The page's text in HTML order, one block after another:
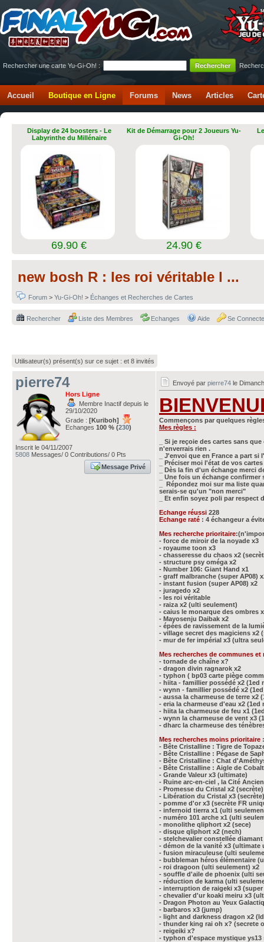
Rechercher une carte Yu-Gi-Oh! :
Accueil Boutique en Ligne Forums News Articles
Display de 24 boosters - Le
Labyrinthe du Millénaire
69.90 €
Kit de Démarrage pour 2 Joueurs Yu-
Gi-Oh!
24.90 €
new bosh R : les roi véritable l ...
Forum > Yu-Gi-Oh! > Échanges et Recherches de Cartes
Rechercher Liste des Membres Echanges Aide Se
Utilisateur(s) présent(s) sur ce sujet : et 8 invités
pierre74
Hors Ligne
Membre Inactif depuis le
29/10/2020
Grade : [Kuriboh]
Echanges 100 % (230)
Inscrit le 04/11/2007
5808 Messages/ 0 Contributions/ 0 Pts
Message Privé
Envoyé par pierre74 le
Commençons par quelques
Mes règles :
_ Si je reçoie des cartes sans
n'enverrais rien .
_ J'envoi que en France a part
_ Préciser moi l'état de vos
_ Dès la fin d'un échange merci
_ Une fois un échange
_ Répondez moi sur ma liste
serais-se qu'un "non merci"
_ Et enfin soyez poli par respect
Echange réussi 228
Echange raté : 4 échangeur a
Mes recherche prioritaire
- force de miroir de la noyade x3
- royaume toon x3
- chasseresse du chaos x2
- structure psy oméga x2
- Number 106: Giant Hand x1
- graff malbranche (super AP08)
- instant fusion (super AP08) x2
- juragedo x2
- les roi véritable
- raiza x2 (ulti seulement)
- caius le monarque des ombres
- Mayosenju Daibak x2
- épées de ravissement de la
- village secret des magiciens x2
- mur de fer impérial x3 (ultra
Mes recherches de communes et
- tornade de chaîne x?
- dragon divin ragnarok x2
- typhon ( bp03 carte piège
- hiita - famillier possédé x2 (1ed
- wynn - famillier possédé x2
- aussa la charmeuse de terre x2
- eria la charmeuse d'eau x2
- hiita la charmeuse de feu x1
- wynn la charmeuse de vent x3
- dharc la charmeuse des
Mes recherches moins prioritaire :
- Bête Cristalline : Tigre de
- Bête Cristalline : Pégase de
- Bête Cristalline : Chat
- Bête Cristalline : Aigle de
- Grande Valeur x3 (ultimate)
- Ruine arc-en-ciel , la Cité
- Promesse du Cristal x2 (secrète)
- Libération du Cristal x3 (secrète)
- pomme d'or x3 (secrète FR
- infernoid tierra x1 (ulti
- numéro 101 arche x1 (ulti
- monolithe qliphort x2 (sece)
- disque qliphort x2 (nech)
- stelchevalier constellée
- démon de la vanité x3 (ultimate
- fusion miraculeuse (ulti
- bubbleman héros élémentaire
- roi dragoon (ulti seulement) x2
- souffle d'aile de phoenix (ulti
- réduction de karma (ulti
- interruption de raigeki x3
- chevalier d'ur koaki meiru x3
- Dragon Photon au Yeux
- barbaros x3 (jump)
- light and darkness dragon x2
- thunder king rai oh x? (secrete
- reigeiki x?
- typhon d'espace mystique ys13